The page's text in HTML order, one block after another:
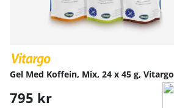
Gel Med Koffein, Mix, 24 x 45 g, Vitargo
795 kr